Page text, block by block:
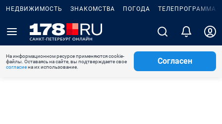
НЕДВИЖИМОСТЬ ЗНАКОМСТВА ПОГОДА ТЕЛЕПРОГРАММА
На информационном ресурсе применяются cookie-
файлы. Оставаясь на сайте, вы подтверждаете свое
согласиена их использование.
Согласен